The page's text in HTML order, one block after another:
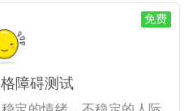
免费
障碍测试